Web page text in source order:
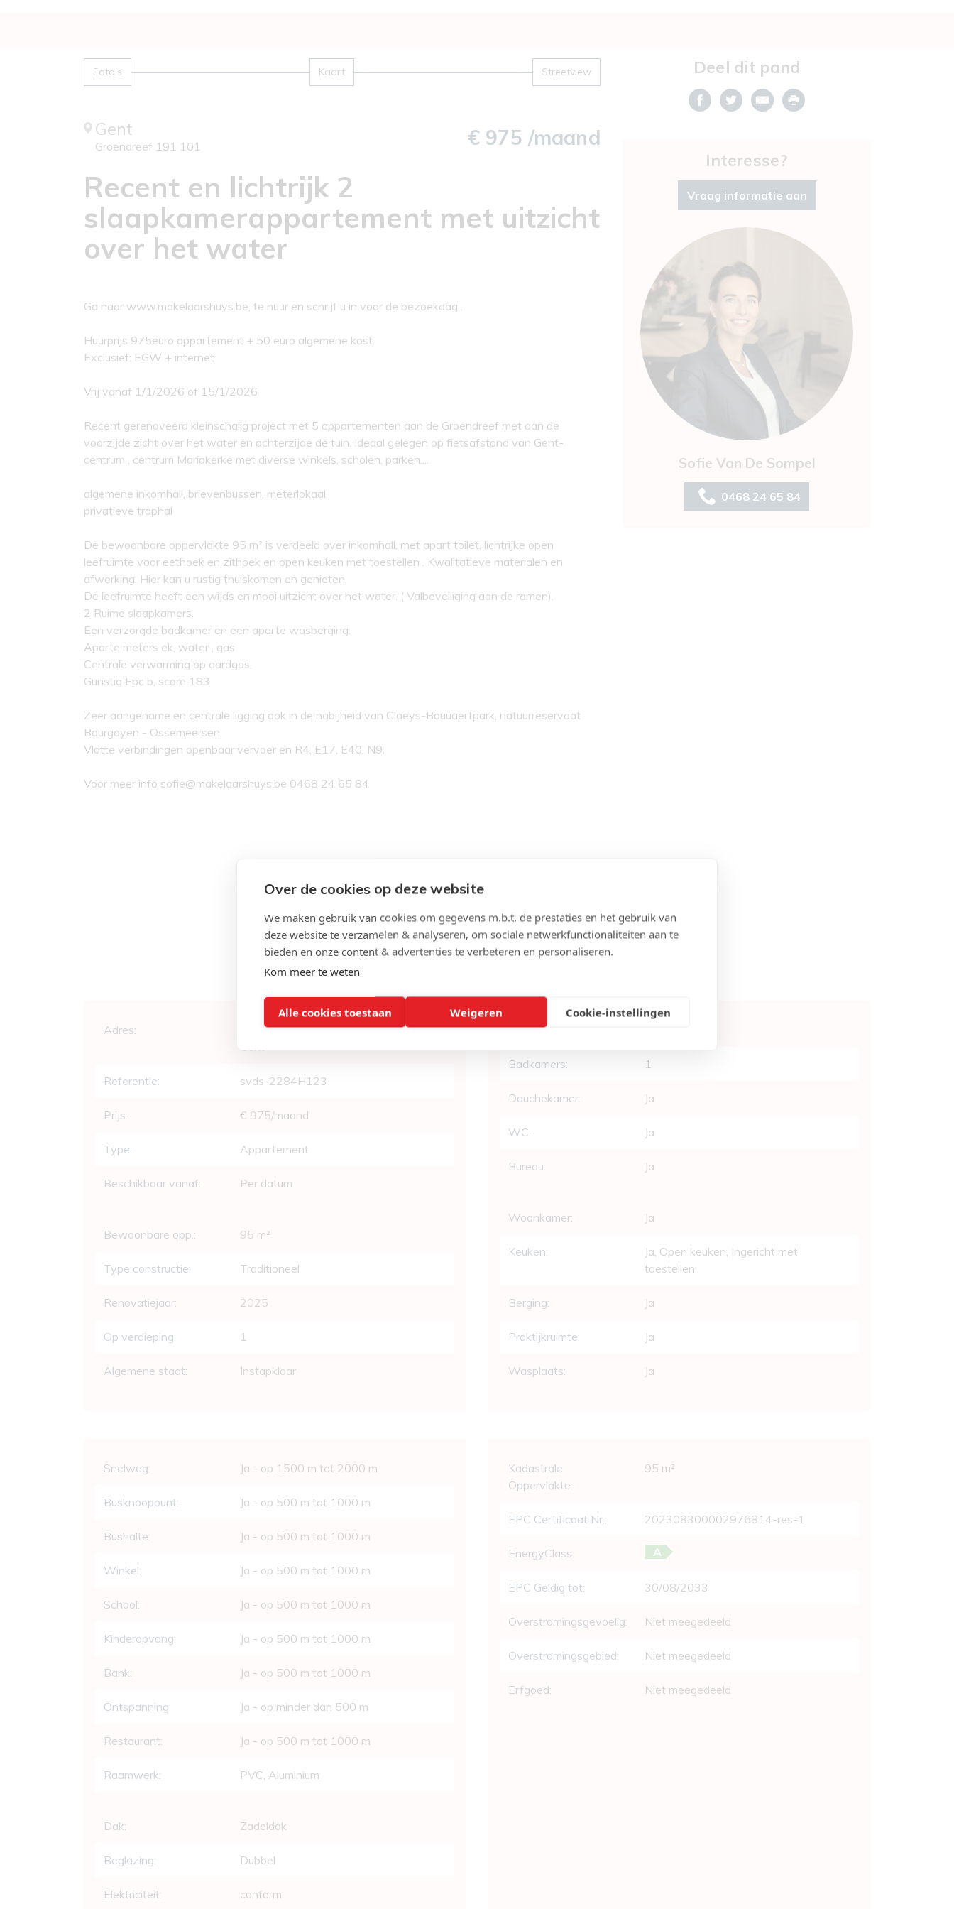
Recent en lichtrijk 2
slaapkamerappartement met uitzicht
over het water
Gent
Groendreef 191 101 € 975 /maand
Foto's Kaart Streetview
Ga naar www.makelaarshuys.be, te huur en schrijf u in voor de bezoekdag .
Huurprijs 975euro appartement + 50 euro algemene kost.
Exclusief: EGW + internet
Vrij vanaf 1/1/2026 of 15/1/2026
Recent gerenoveerd kleinschalig project met 5 appartementen aan de Groendreef met aan de
voorzijde zicht over het water en achterzijde de tuin. Ideaal gelegen op fietsafstand van Gent-
centrum , centrum Mariakerke met diverse winkels, scholen, parken....
algemene inkomhall, brievenbussen, meterlokaal.
privatieve traphal
De bewoonbare oppervlakte 95 m² is verdeeld over inkomhall, met apart toilet, lichtrijke open
leefruimte voor eethoek en zithoek en open keuken met toestellen . Kwalitatieve materialen en
afwerking. Hier kan u rustig thuiskomen en genieten.
De leefruimte heeft een wijds en mooi uitzicht over het water. ( Valbeveiliging aan de ramen).
2 Ruime slaapkamers.
Een verzorgde badkamer en een aparte wasberging.
Aparte meters ek, water , gas
Centrale verwarming op aardgas.
Gunstig Epc b, score 183
Zeer aangename en centrale ligging ook in de nabijheid van Claeys-Bouüaertpark, natuurreservaat
Bourgoyen - Ossemeersen.
Vlotte verbindingen openbaar vervoer en R4, E17, E40, N9.
Voor meer info sofie@makelaarshuys.be 0468 24 65 84
Deel dit pand
Interesse?
Vraag informatie aan
Sofie Van De Sompel
0468 24 65 84
Algemeen
Adres:
Groendreef 191/101
Gent
Referentie: svds-2284H123
Prijs: € 975/maand
Type: Appartement
Beschikbaar vanaf: Per datum
Bewoonbare opp.: 95 m²
Type constructie: Traditioneel
Renovatiejaar: 2025
Op verdieping: 1
Algemene staat: Instapklaar
Indeling
Slaapkamers:
Badkamers: 1
Douchekamer: Ja
WC: Ja
Bureau: Ja
Woonkamer: Ja
Keuken: Ja, Open keuken, Ingericht met
toestellen
Berging: Ja
Praktijkruimte: Ja
Wasplaats: Ja
Comfort
Snelweg: Ja - op 1500 m tot 2000 m
Busknooppunt: Ja - op 500 m tot 1000 m
Bushalte: Ja - op 500 m tot 1000 m
Winkel: Ja - op 500 m tot 1000 m
School: Ja - op 500 m tot 1000 m
Kinderopvang: Ja - op 500 m tot 1000 m
Bank: Ja - op 500 m tot 1000 m
Ontspanning: Ja - op minder dan 500 m
Restaurant: Ja - op 500 m tot 1000 m
Raamwerk: PVC, Aluminium
Dak: Zadeldak
Beglazing: Dubbel
Elektriciteit: conform
Wettelijke gegevens
Kadastrale
Oppervlakte:
95 m²
EPC Certificaat Nr.: 202308300002976814-res-1
EnergyClass: A
EPC Geldig tot: 30/08/2033
Overstromingsgevoelig: Niet meegedeeld
Overstromingsgebied: Niet meegedeeld
Erfgoed: Niet meegedeeld
Over de cookies op deze website
We maken gebruik van cookies om gegevens m.b.t. de prestaties en het gebruik van
deze website te verzamelen & analyseren, om sociale netwerkfunctionaliteiten aan te
bieden en onze content & advertenties te verbeteren en personaliseren.
Kom meer te weten
Alle cookies toestaan Weigeren Cookie-instellingen